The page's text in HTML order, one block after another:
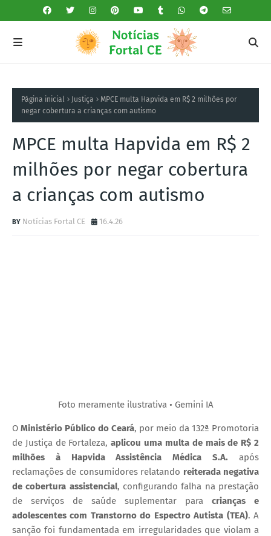
Página inicial Justiça
MPCE multa Hapvida em R$ 2 milhões por
negar cobertura a crianças com autismo
MPCE multa Hapvida em R$ 2
milhões por negar cobertura
a crianças com autismo
Notícias Fortal CE 16.4.26
Foto meramente ilustrativa • Gemini IA
O Ministério Público do Ceará, por meio da 132ª Promotoria
de Justiça de Fortaleza,aplicou uma multa de mais de R$ 2
milhões à Hapvida Assistência Médica S.A. após
reclamações de consumidores relatando reiterada negativa
de cobertura assistencial, configurando falha na prestação
de serviços de saúde suplementar para crianças e
adolescentes com Transtorno do Espectro Autista (TEA). A
sanção foi fundamentada em irregularidades que violam a